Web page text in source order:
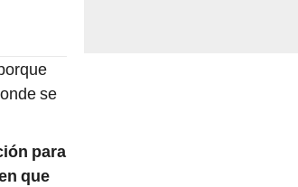
se
para
que